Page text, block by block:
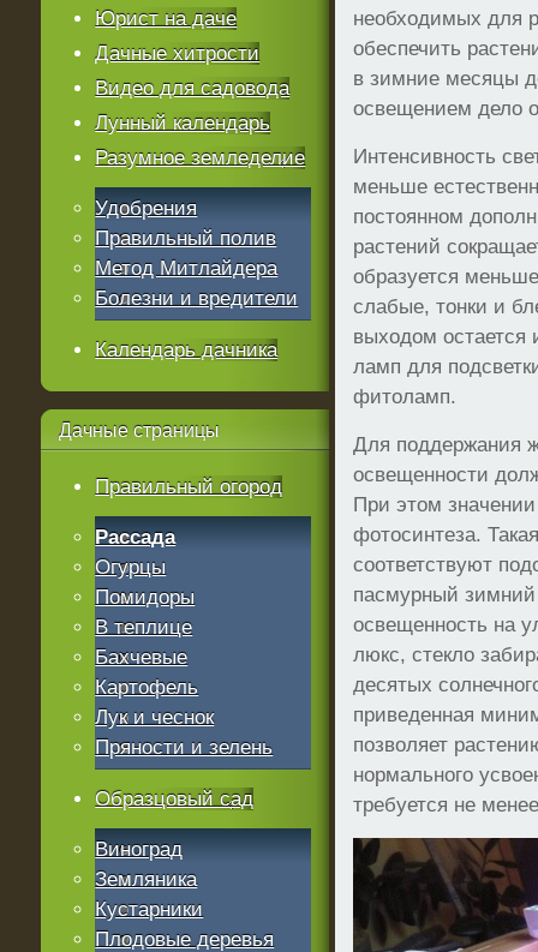
необходимых для
обеспечить
в зимние месяцы
освещением дело
Интенсивность
меньше
постоянном
растений
образуется
слабые, тонки и
выходом остается
ламп для
фитоламп.
Для поддержания
освещенности
При этом
фотосинтеза.
соответствуют
пасмурный
освещенность на
люкс, стекло
десятых
приведенная
позволяет
нормального
требуется не
Юрист на даче
Дачные хитрости
Видео для садовода
Лунный календарь
Разумное земледелие
Удобрения
Правильный полив
Метод Митлайдера
Болезни и вредители
Календарь дачника
Дачные страницы
Правильный огород
Рассада
Огурцы
Помидоры
В теплице
Бахчевые
Картофель
Лук и чеснок
Пряности и зелень
Образцовый сад
Виноград
Земляника
Кустарники
Плодовые деревья